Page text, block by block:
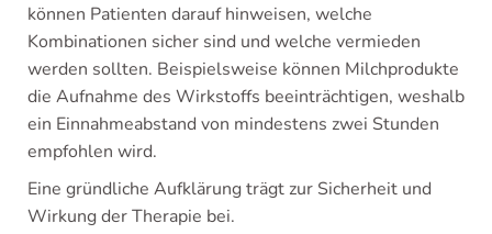
können Patienten darauf hinweisen, welche
Kombinationen sicher sind und welche vermieden
werden sollten. Beispielsweise können Milchprodukte
die Aufnahme des Wirkstoffs beeinträchtigen, weshalb
ein Einnahmeabstand von mindestens zwei Stunden
empfohlen wird.
Eine gründliche Aufklärung trägt zur Sicherheit und
Wirkung der Therapie bei.